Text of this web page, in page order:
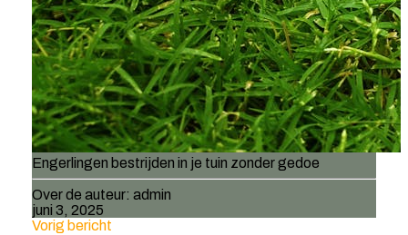
Engerlingen bestrijden in je tuin zonder gedoe
Over de auteur: admin
juni 3, 2025
Vorig bericht